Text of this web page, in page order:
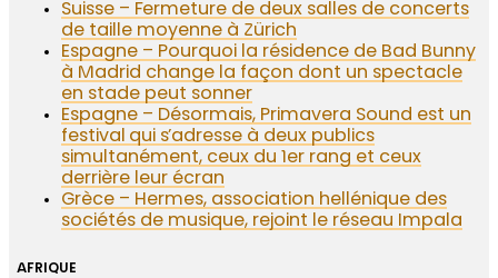
Suisse – Fermeture de deux salles de concerts
de taille moyenne à Zürich
Espagne – Pourquoi la résidence de Bad Bunny
à Madrid change la façon dont un spectacle
en stade peut sonner
Espagne – Désormais, Primavera Sound est un
festival qui s’adresse à deux publics
simultanément, ceux du 1er rang et ceux
derrière leur écran
Grèce – Hermes, association hellénique des
sociétés de musique, rejoint le réseau Impala
AFRIQUE